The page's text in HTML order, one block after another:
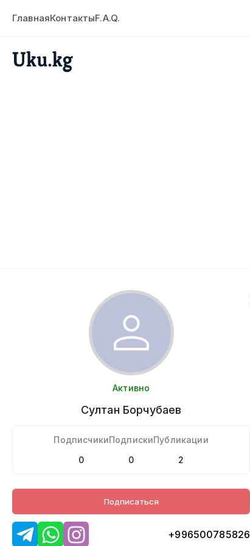
ГлавнаяКонтактыF.A.Q.
Активно
Султан Борчубаев
Подписчики
0
Подписки
0
Публикации
2
Подписаться
+996500785826